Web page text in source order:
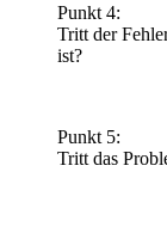
Punkt 4:
Tritt der
ist?
Punkt 5:
Tritt das